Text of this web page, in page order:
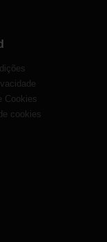
Cookies
cookies